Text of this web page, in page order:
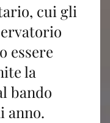
cui gli
essere
la
bando
anno.